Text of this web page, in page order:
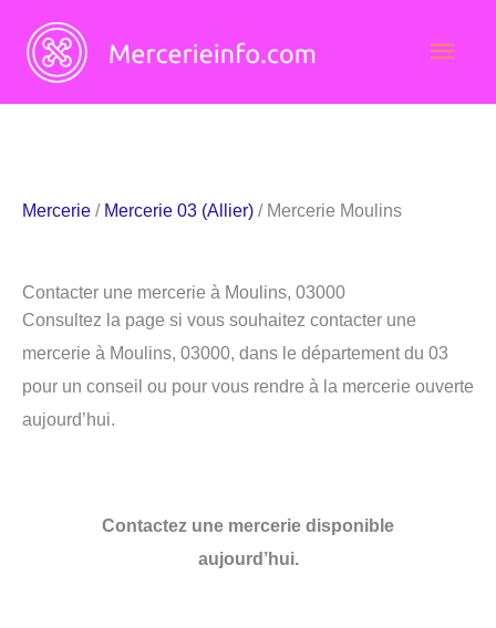
contenu
Mercerie / Mercerie 03 (Allier) / Mercerie Moulins
Contacter une mercerie à Moulins, 03000
Consultez la page si vous souhaitez contacter une
mercerie à Moulins, 03000, dans le département du 03
pour un conseil ou pour vous rendre à la mercerie ouverte
aujourd’hui.
Contactez une mercerie disponible
aujourd’hui.